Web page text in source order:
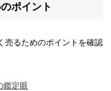
ポイント
売るためのポイントを確認
鑑定眼